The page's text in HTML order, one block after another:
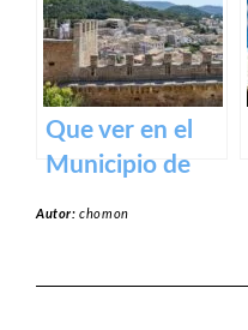
Que ver en el
Municipio de
Autor:chomon